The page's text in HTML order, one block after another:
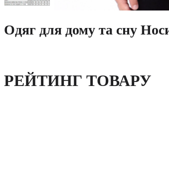
Одяг для дому та сну
РЕЙТИНГ ТОВАРУ